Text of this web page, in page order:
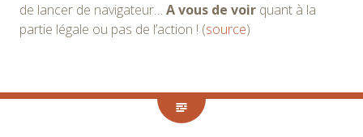
de lancer de navigateur… A vous de voir quant à la
partie légale ou pas de l’action ! (source)